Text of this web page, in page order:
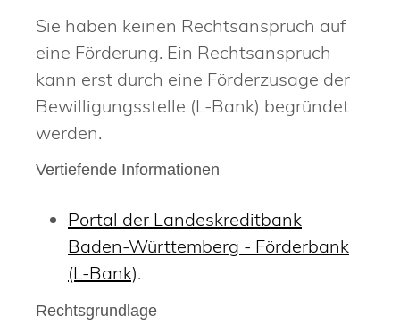
Sie haben keinen Rechtsanspruch auf
eine Förderung. Ein Rechtsanspruch
kann erst durch eine Förderzusage der
Bewilligungsstelle (L-Bank) begründet
werden.
Vertiefende Informationen
Portal der Landeskreditbank
Baden-Württemberg - Förderbank
(L-Bank).
Rechtsgrundlage